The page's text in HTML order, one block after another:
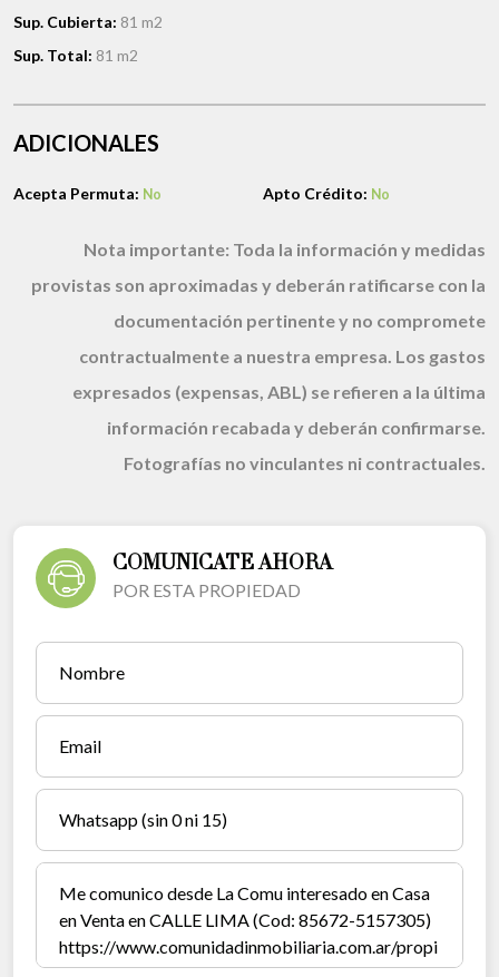
Sup. Cubierta: 81 m2
Sup. Total: 81 m2
ADICIONALES
Acepta Permuta: No Apto Crédito: No
Nota importante: Toda la información y medidas
provistas son aproximadas y deberán ratificarse con la
documentación pertinente y no compromete
contractualmente a nuestra empresa. Los gastos
expresados (expensas, ABL) se refieren a la última
información recabada y deberán confirmarse.
Fotografías no vinculantes ni contractuales.
COMUNICATE AHORA
POR ESTA PROPIEDAD